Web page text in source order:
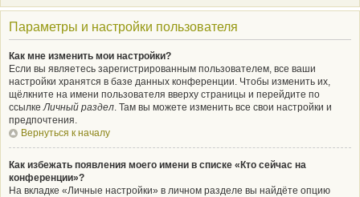
Параметры и настройки пользователя
Как мне изменить мои настройки?
Если вы являетесь зарегистрированным пользователем, все ваши
настройки хранятся в базе данных конференции. Чтобы изменить их,
щёлкните на имени пользователя вверху страницы и перейдите по
ссылкеЛичный раздел. Там вы можете изменить все свои настройки и
предпочтения.
Вернуться к началу
Как избежать появления моего имени в списке «Кто сейчас на
конференции»?
На вкладке «Личные настройки» в личном разделе вы найдёте опцию